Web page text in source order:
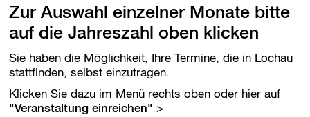
a
t
i
n
ü
e
r
Zur Auswahl einzelner Monate bitte
auf die Jahreszahl oben klicken
Sie haben die Möglichkeit, Ihre Termine, die in Lochau
stattfinden, selbst einzutragen.
Klicken Sie dazu im Menü rechts oben oder hier auf
"Veranstaltung einreichen"